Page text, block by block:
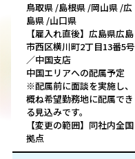
鳥取県 /島根県 /岡山県 /広
島県 /山口県
【雇入れ直後】広島県広島
市西区横川町2丁目13番5号
／中国支店
中国エリアへの配属予定
※配属前に面談を実施し、
概ね希望勤務地に配属でき
る見込みです。
【変更の範囲】同社内全国
拠点